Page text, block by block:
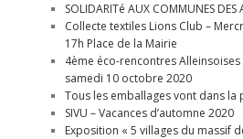
SOLIDARITé AUX COMMUNES DES
Collecte textiles Lions Club –
17h Place de la Mairie
4ème éco-rencontres Alleinsoises
samedi 10 octobre 2020
Tous les emballages vont dans la
SIVU – Vacances d’automne 2020
Exposition « 5 villages du massif